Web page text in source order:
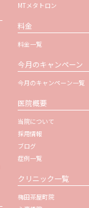
MTメタトロン
料金
料金一覧
今月のキャンペーン
今月のキャンペーン一覧
医院概要
当院について
採用情報
ブログ
症例一覧
クリニック一覧
梅田茶屋町院